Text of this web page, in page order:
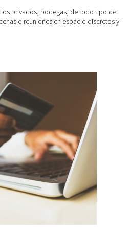
privados, bodegas, de todo tipo de
o reuniones en espacio discretos y